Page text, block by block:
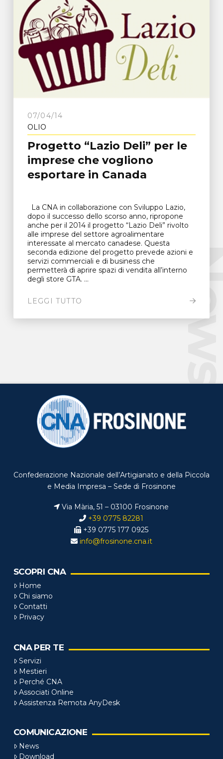
07/04/14
OLIO
Progetto “Lazio Deli” per le
imprese che vogliono
esportare in Canada
La CNA in collaborazione con Sviluppo Lazio,
dopo il successo dello scorso anno, ripropone
anche per il 2014 il progetto “Lazio Deli” rivolto
alle imprese del settore agroalimentare
interessate al mercato canadese. Questa
seconda edizione del progetto prevede azioni e
servizi commerciali e di business che
permetterà di aprire spazi di vendita all’interno
degli store GTA. ...
LEGGI TUTTO
Confederazione Nazionale dell’Artigianato e della Piccola
e Media Impresa – Sede di Frosinone
Via Mària, 51 – 03100 Frosinone
+39 0775 82281
+39 0775 177 0925
info@frosinone.cna.it
SCOPRI CNA
Home
Chi siamo
Contatti
Privacy
CNA PER TE
Servizi
Mestieri
Perché CNA
Associati Online
Assistenza Remota AnyDesk
COMUNICAZIONE
News
Download